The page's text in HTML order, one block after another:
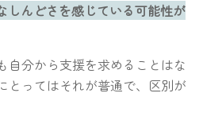
しんどさを感じている可能性が
自分から支援を求めることはな
とってはそれが普通で、区別が